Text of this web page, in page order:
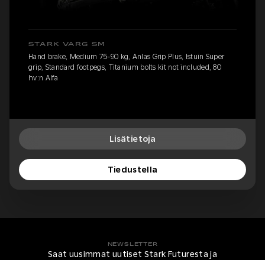
STARK VARG SM
Hand brake, Medium 75-90 kg, Anlas Grip Plus, Istuin Super
grip, Standard footpegs, Titanium bolts kit not included, 80
hv:n Alfa
Lisätietoja
Tiedustella
NEWSLETTER
Saat uusimmat uutiset Stark Futuresta ja